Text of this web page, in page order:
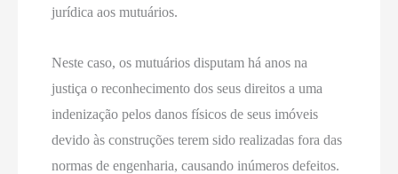
jurídica aos mutuários.
Neste caso, os mutuários disputam há anos na
justiça o reconhecimento dos seus direitos a uma
indenização pelos danos físicos de seus imóveis
devido às construções terem sido realizadas fora das
normas de engenharia, causando inúmeros defeitos.